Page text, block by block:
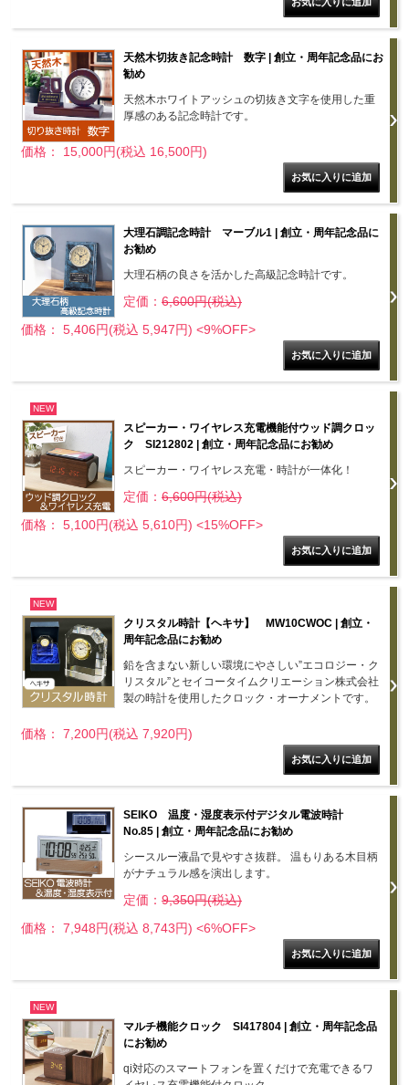
天然木切抜き記念時計 数字 | 創立・周年記念品にお
勧め
天然木ホワイトアッシュの切抜き文字を使用した重
厚感のある記念時計です。
価格： 15,000円(税込 16,500円)
大理石調記念時計 マーブル1 | 創立・周年記念品に
お勧め
大理石柄の良さを活かした高級記念時計です。
定価： 6,600円(税込)
価格： 5,406円(税込 5,947円) <9%OFF>
NEW
スピーカー・ワイヤレス充電機能付ウッド調クロッ
ク SI212802 | 創立・周年記念品にお勧め
スピーカー・ワイヤレス充電・時計が一体化！
定価： 6,600円(税込)
価格： 5,100円(税込 5,610円) <15%OFF>
NEW
クリスタル時計【ヘキサ】 MW10CWOC | 創立・
周年記念品にお勧め
鉛を含まない新しい環境にやさしい”エコロジー・ク
リスタル”とセイコータイムクリエーション株式会社
製の時計を使用したクロック・オーナメントです。
価格： 7,200円(税込 7,920円)
SEIKO 温度・湿度表示付デジタル電波時計
No.85 | 創立・周年記念品にお勧め
シースルー液晶で見やすさ抜群。 温もりある木目柄
がナチュラル感を演出します。
定価： 9,350円(税込)
価格： 7,948円(税込 8,743円) <6%OFF>
NEW
マルチ機能クロック SI417804 | 創立・周年記念品
にお勧め
qi対応のスマートフォンを置くだけで充電できるワ